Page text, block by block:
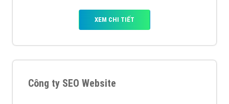
XEM CHI TIẾT
Công ty SEO Website